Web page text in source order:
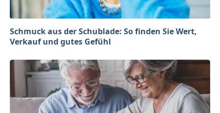
Schmuck aus der Schublade: So finden Sie Wert,
Verkauf und gutes Gefühl